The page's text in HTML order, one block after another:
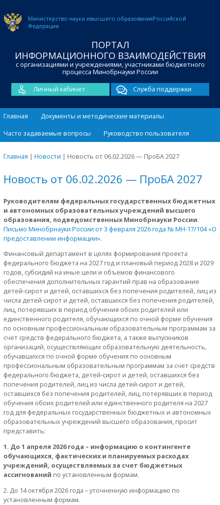
Министерство науки ивысшего образованияРоссийской
Федерации
ПОРТАЛ
ИНФОРМАЦИОННОГО ВЗАИМОДЕЙСТВИЯ
с организациями и учреждениями, участниками бюджетного
процесса Минобрнауки России
Личный кабинет
Служба поддержки
Главная
Документы и методические материалы
Часто задаваемые вопросы
Руководство пользователя
Главная | Новости | Новость от 06.02.2026 — ПроБА 2027
Новость от 06.02.2026 — ПроБА 2027
Руководителям федеральных государственных бюджетных
и автономных образовательных учреждений высшего
образования, подведомственных Минобрнауки России.
Письмо Минобрнауки России от 3 февраля 2026 года № МН-17/104 «О
предоставлении информации».
Финансовый департамент в целях формирования проекта
федерального бюджета на 2027 год и плановый период 2028 и 2029
годов, субсидий на иные цели и объемов финансового
обеспечения дополнительных гарантий прав на образование
детей-сирот и детей, оставшихся без попечения родителей, лиц из
числа детей-сирот и детей, оставшихся без попечения родителей,
лиц, потерявших в период обучения обоих родителей или
единственного родителя, обучающихся по очной форме обучения
по основным профессиональным образовательным программам за
счет средств федерального бюджета, а также выпускников
организаций, осуществляющих образовательную деятельность,
обучавшихся по очной форме обучения по основным
профессиональным образовательным программам за счет средств
федерального бюджета, детей-сирот и детей, оставшихся без
попечения родителей, лиц из числа детей-сирот и детей,
оставшихся без попечения родителей, лиц, потерявших в период
обучения обоих родителей или единственного родителя на 2027
год для федеральных государственных бюджетных и автономных
образовательных учреждений высшего образования, просит
представить:
1. До 1 апреля 2026 года – информацию о контингенте
обучающихся, фактических и планируемых расходах
учреждений, осуществляемых за счет бюджетных
ассигнований по установленным формам.
2. До 14 октября 2026 года – уточненную информацию по
установленным формам.